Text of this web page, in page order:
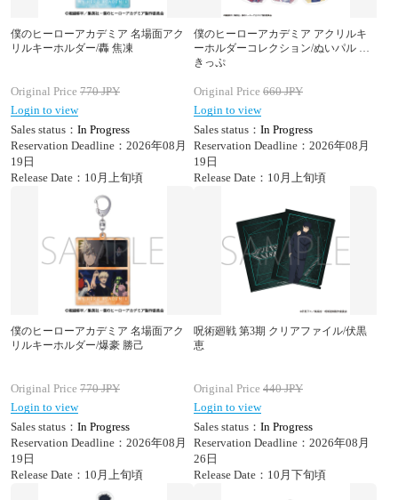
僕のヒーローアカデミア 名場面アク
リルキーホルダー/轟 焦凍
Original Price 770JPY
Login to view
Sales status： In Progress
Reservation Deadline：2026年08月
19日
Release Date：10月上旬頃
僕のヒーローアカデミア アクリルキ
ーホルダーコレクション/ぬいパル す
きっぷ
Original Price 660JPY
Login to view
Sales status： In Progress
Reservation Deadline：2026年08月
19日
Release Date：10月上旬頃
僕のヒーローアカデミア 名場面アク
リルキーホルダー/爆豪 勝己
Original Price 770JPY
Login to view
Sales status： In Progress
Reservation Deadline：2026年08月
19日
Release Date：10月上旬頃
呪術廻戦 第3期 クリアファイル/伏黒
恵
Original Price 440JPY
Login to view
Sales status： In Progress
Reservation Deadline：2026年08月
26日
Release Date：10月下旬頃